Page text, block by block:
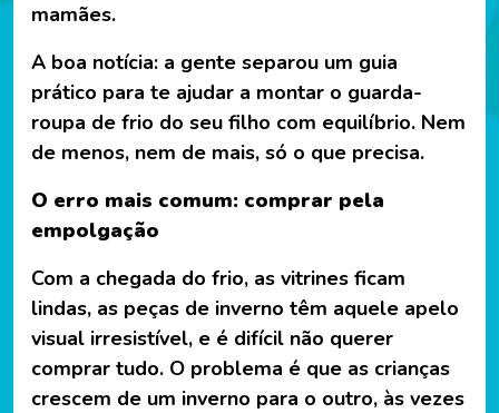
mamães.
A boa notícia: a gente separou um guia
prático para te ajudar a montar o guarda-
roupa de frio do seu filho com equilíbrio. Nem
de menos, nem de mais, só o que precisa.
O erro mais comum: comprar pela
empolgação
Com a chegada do frio, as vitrines ficam
lindas, as peças de inverno têm aquele apelo
visual irresistível, e é difícil não querer
comprar tudo. O problema é que as crianças
crescem de um inverno para o outro, às vezes